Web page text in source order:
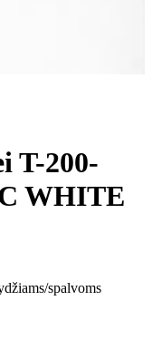
T-200-
WHITE
spalvoms